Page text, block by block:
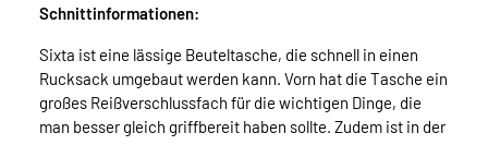
Schnittinformationen:
Sixta ist eine lässige Beuteltasche, die schnell in einen
Rucksack umgebaut werden kann. Vorn hat die Tasche ein
großes Reißverschlussfach für die wichtigen Dinge, die
man besser gleich griffbereit haben sollte. Zudem ist in der